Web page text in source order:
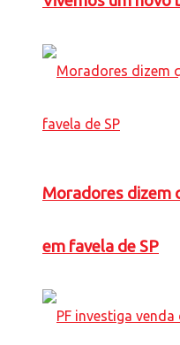
Moradores dizem
em favela de SP